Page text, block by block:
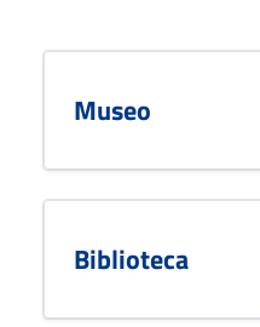
Museo
Biblioteca